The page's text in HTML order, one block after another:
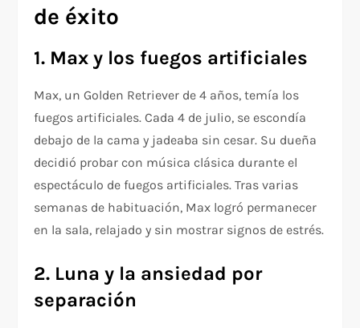
de éxito
1. Max y los fuegos artificiales
Max, un Golden Retriever de 4 años, temía los
fuegos artificiales. Cada 4 de julio, se escondía
debajo de la cama y jadeaba sin cesar. Su dueña
decidió probar con música clásica durante el
espectáculo de fuegos artificiales. Tras varias
semanas de habituación, Max logró permanecer
en la sala, relajado y sin mostrar signos de estrés.
2. Luna y la ansiedad por
separación